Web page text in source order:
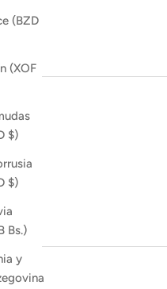
(BZD
(XOF
(USD $)
(USD $)
(BOB Bs.)
y